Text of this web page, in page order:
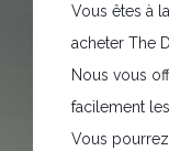
Vous êtes à
acheter The
Nous vous
facilement
Vous